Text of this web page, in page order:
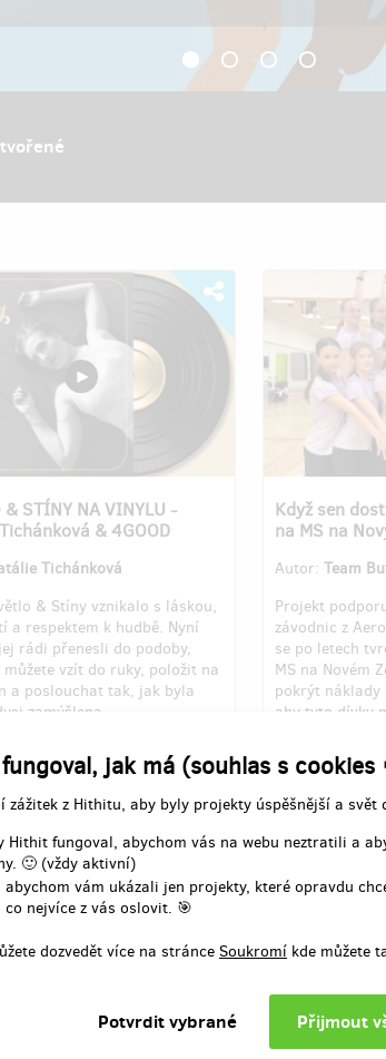
jak má (souhlas s cookies
zážitek z Hithitu, aby byly projekty úspěšnější a svět
fungoval, abychom vás na webu neztratili a
🙂 (vždy aktivní)
vám ukázali jen projekty, které opravdu
nejvíce z vás oslovit. 🎯
dozvedět více na stránce Soukromí kde můžete
& STÍNY NA VINYLU -
& 4GOOD
Tichánková
& Stíny vznikalo s láskou,
a respektem k hudbě. Nyní
rádi přenesli do podoby,
vzít do ruky, položit na
a poslouchat tak, jak byla
zamýšlena.
na 1. milník ze 4
Kčz149 000 Kč
8
Když sen
na MS na
Autor: Team
Projekt
závodnic z
se po letech
MS na Novém
pokrýt náklady
aby tyto dívky
Vybráno na 1.
87 100 Kčz
24
Zobrazit více